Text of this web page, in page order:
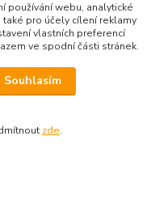
používání webu, analytické
pro účely cílení reklamy
vlastních preferencí
ve spodní části stránek.
Souhlasím
zde.